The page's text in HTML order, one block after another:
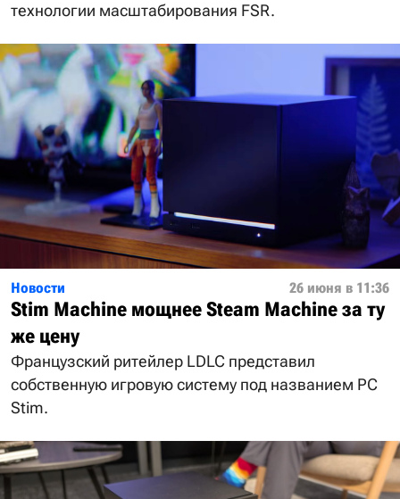
технологии масштабирования FSR.
Новости 26 июня в 11:36
Stim Machine мощнее Steam Machine за ту
же цену
Французский ритейлер LDLC представил
собственную игровую систему под названием PC
Stim.